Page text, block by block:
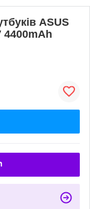
ASUS
4400mAh